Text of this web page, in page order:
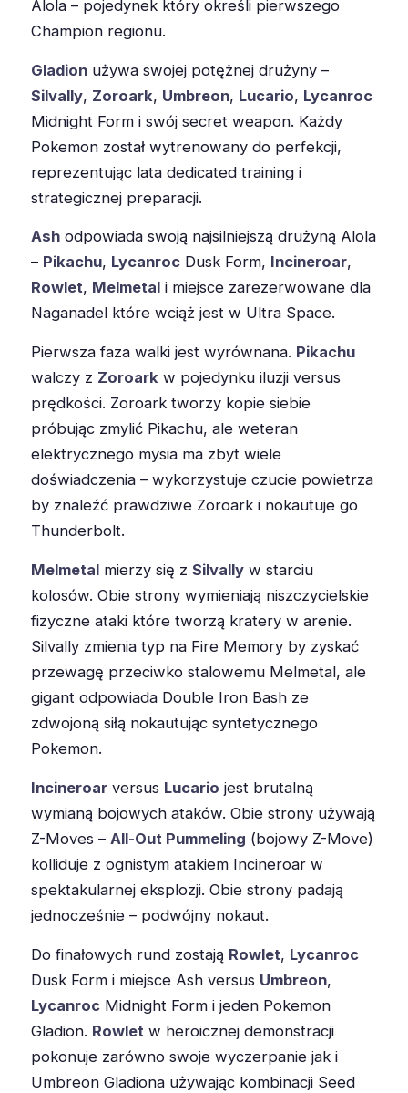
Alola – pojedynek który określi pierwszego
Champion regionu.
Gladion używa swojej potężnej drużyny –
Silvally, Zoroark, Umbreon, Lucario, Lycanroc
Midnight Form i swój secret weapon. Każdy
Pokemon został wytrenowany do perfekcji,
reprezentując lata dedicated training i
strategicznej preparacji.
Ash odpowiada swoją najsilniejszą drużyną Alola
– Pikachu, Lycanroc Dusk Form, Incineroar,
Rowlet, Melmetal i miejsce zarezerwowane dla
Naganadel które wciąż jest w Ultra Space.
Pierwsza faza walki jest wyrównana. Pikachu
walczy z Zoroark w pojedynku iluzji versus
prędkości. Zoroark tworzy kopie siebie
próbując zmylić Pikachu, ale weteran
elektrycznego mysia ma zbyt wiele
doświadczenia – wykorzystuje czucie powietrza
by znaleźć prawdziwe Zoroark i nokautuje go
Thunderbolt.
Melmetal mierzy się z Silvally w starciu
kolosów. Obie strony wymieniają niszczycielskie
fizyczne ataki które tworzą kratery w arenie.
Silvally zmienia typ na Fire Memory by zyskać
przewagę przeciwko stalowemu Melmetal, ale
gigant odpowiada Double Iron Bash ze
zdwojoną siłą nokautując syntetycznego
Pokemon.
Incineroar versus Lucario jest brutalną
wymianą bojowych ataków. Obie strony używają
Z-Moves – All-Out Pummeling (bojowy Z-Move)
kolliduje z ognistym atakiem Incineroar w
spektakularnej eksplozji. Obie strony padają
jednocześnie – podwójny nokaut.
Do finałowych rund zostają Rowlet, Lycanroc
Dusk Form i miejsce Ash versus Umbreon,
Lycanroc Midnight Form i jeden Pokemon
Gladion. Rowlet w heroicznej demonstracji
pokonuje zarówno swoje wyczerpanie jak i
Umbreon Gladiona używając kombinacji Seed